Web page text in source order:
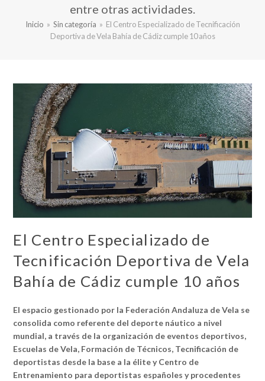
entre otras actividades.
Inicio » Sin categoría » El Centro Especializado de Tecnificación
Deportiva de Vela Bahía de Cádiz cumple 10 años
El Centro Especializado de
Tecnificación Deportiva de Vela
Bahía de Cádiz cumple 10 años
El espacio gestionado por la Federación Andaluza de Vela se
consolida como referente del deporte náutico a nivel
mundial, a través de la organización de eventos deportivos,
Escuelas de Vela, Formación de Técnicos, Tecnificación de
deportistas desde la base a la élite y Centro de
Entrenamiento para deportistas españoles y procedentes